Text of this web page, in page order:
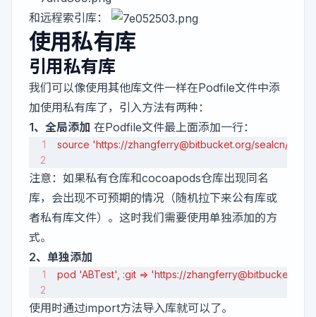
和远程索引库：
使用私有库
引用私有库
我们可以像使用其他库文件一样在Podfile文件中添
加使用私有库了，引入方法有两种：
1、全局添加 在Podfile文件最上面添加一行：
source 'https://zhangferry@bitbucket.org/sealcn/
注意：如果私有仓库和cocoapods仓库出现同名
库，会出现不可预期的情况（随机拉下来公有库或
者私有库文件）。这时我们需要使用单独添加的方
式。
2、单独添加
pod 'ABTest', :git => 'https://
使用时通过import方法导入库就可以了。